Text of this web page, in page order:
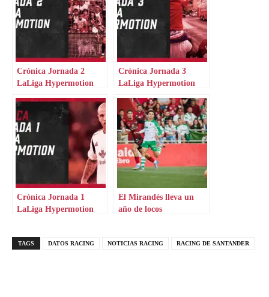
Crónica Jornada 2
LaLiga Hypermotion
Crónica Jornada 3
LaLiga Hypermotion
Crónica Jornada 1
LaLiga Hypermotion
El Mirandés lleva un
año de locos
TAGS DATOS RACING NOTICIAS RACING RACING DE SANTANDER